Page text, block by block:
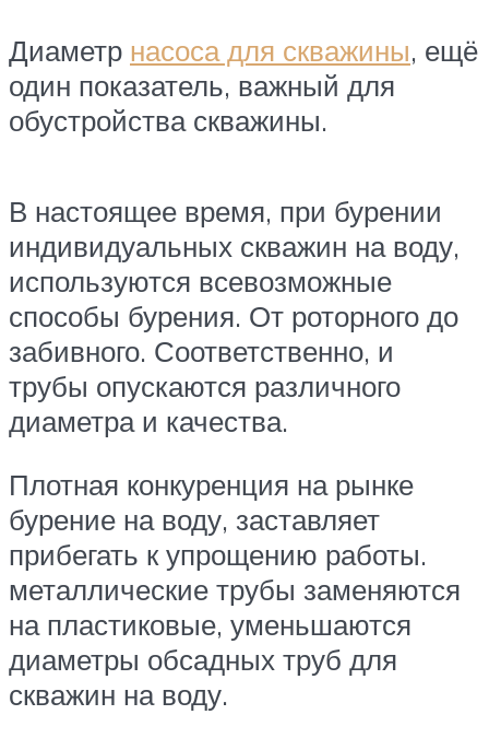
Диаметр насоса для скважины, ещё
один показатель, важный для
обустройства скважины.
В настоящее время, при бурении
индивидуальных скважин на воду,
используются всевозможные
способы бурения. От роторного до
забивного. Соответственно, и
трубы опускаются различного
диаметра и качества.
Плотная конкуренция на рынке
бурение на воду, заставляет
прибегать к упрощению работы.
металлические трубы заменяются
на пластиковые, уменьшаются
диаметры обсадных труб для
скважин на воду.